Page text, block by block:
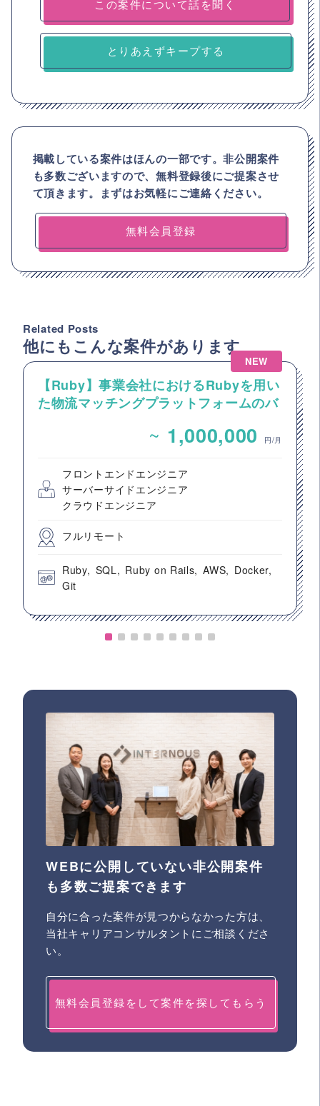
とりあえずキープする
掲載している案件はほんの一部です。非公開案件
も多数ございますので、無料登録後にご提案させ
て頂きます。まずはお気軽にご連絡ください。
無料会員登録
Related Posts
他にもこんな案件があります
NEW
【Ruby】事業会社におけるRubyを用い
た物流マッチングプラットフォームのバ
~ 1,000,000 円/月
フロントエンドエンジニア
サーバーサイドエンジニア
クラウドエンジニア
フルリモート
Ruby SQL Ruby on Rails AWS
Docker
Git
WEBに公開していない非公開案件
も多数ご提案できます
自分に合った案件が見つからなかった方は、
当社キャリアコンサルタントにご相談くださ
い。
無料会員登録をして案件を探してもらう